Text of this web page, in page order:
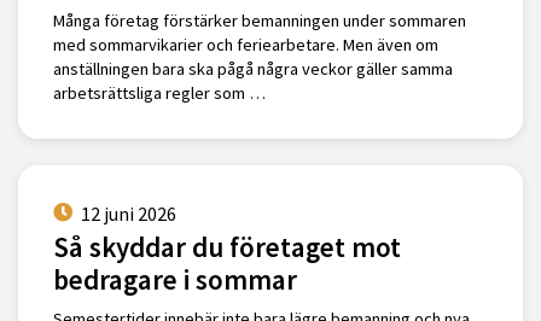
Många företag förstärker bemanningen under sommaren
med sommarvikarier och feriearbetare. Men även om
anställningen bara ska pågå några veckor gäller samma
arbetsrättsliga regler som …
12 juni 2026
Så skyddar du företaget mot
bedragare i sommar